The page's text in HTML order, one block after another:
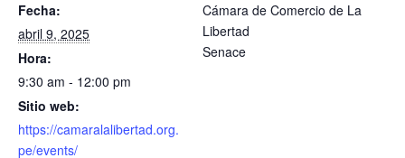
Fecha:
abril 9, 2025
Hora:
9:30 am - 12:00 pm
Sitio web:
https://camaralalibertad.org.
pe/events/
Cámara de Comercio de La
Libertad
Senace